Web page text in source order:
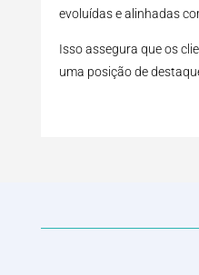
evoluídas e alinhadas
Isso assegura que os
uma posição de